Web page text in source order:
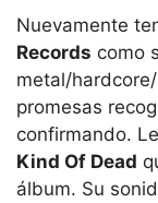
Nuevamente
Records como
metal/
promesas
confirmando.
Kind Of Dead
álbum. Su